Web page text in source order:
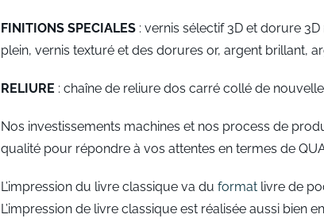
FINITIONS SPECIALES : vernis sélectif 3D et dorure
plein, vernis texturé et des dorures or, argent brillant,
RELIURE : chaîne de reliure dos carré collé de
Nos investissements machines et nos process de
qualité pour répondre à vos attentes en termes de
L’impression du livre classique va duformat livre de
L’impression de livre classique est réalisée aussi bien